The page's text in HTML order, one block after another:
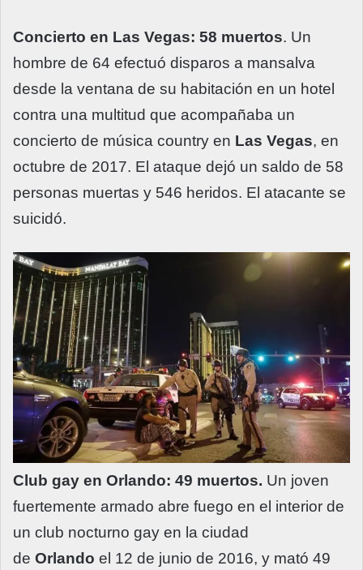
Concierto en Las Vegas: 58 muertos. Un
hombre de 64 efectuó disparos a mansalva
desde la ventana de su habitación en un hotel
contra una multitud que acompañaba un
concierto de música country en Las Vegas, en
octubre de 2017. El ataque dejó un saldo de 58
personas muertas y 546 heridos. El atacante se
suicidó.
Club gay en Orlando: 49 muertos. Un joven
fuertemente armado abre fuego en el interior de
un club nocturno gay en la ciudad
de Orlando el 12 de junio de 2016, y mató 49